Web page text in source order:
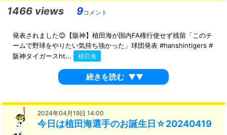
1466 views 9コメント
発表されました😊【阪神】植田海が国内FA権行使せず残留「このチ
ームで野球をやりたい気持ち強かった」球団発表 #hanshintigers #
阪神タイガースht...
植田海
続きを読む ▼▼
2024年04月19日 14:00
今日は植田海選手のお誕生日☆20240419